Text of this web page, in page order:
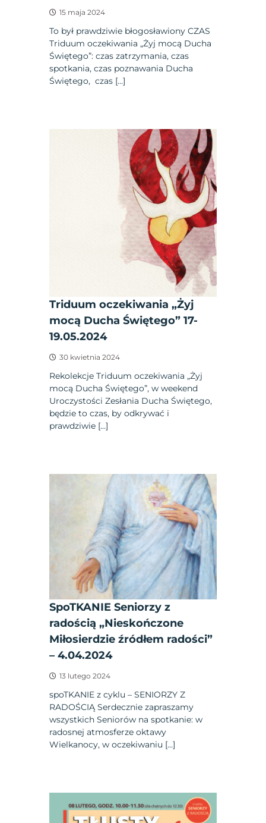
15 maja 2024
To był prawdziwie błogosławiony CZAS
Triduum oczekiwania „Żyj mocą Ducha
Świętego”: czas zatrzymania, czas
spotkania, czas poznawania Ducha
Świętego, czas […]
Triduum oczekiwania „Żyj
mocą Ducha Świętego” 17-
19.05.2024
30 kwietnia 2024
Rekolekcje Triduum oczekiwania „Żyj
mocą Ducha Świętego”, w weekend
Uroczystości Zesłania Ducha Świętego,
będzie to czas, by odkrywać i
prawdziwie […]
SpoTKANIE Seniorzy z
radością „Nieskończone
Miłosierdzie źródłem radości”
– 4.04.2024
13 lutego 2024
spoTKANIE z cyklu – SENIORZY Z
RADOŚCIĄ Serdecznie zapraszamy
wszystkich Seniorów na spotkanie: w
radosnej atmosferze oktawy
Wielkanocy, w oczekiwaniu […]